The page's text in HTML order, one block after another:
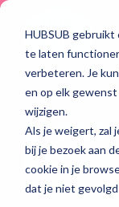
HUBSUB gebruikt
te laten
verbeteren. Je
en op elk
wijzigen.
Als je weigert, zal
bij je bezoek aan
cookie in je
dat je niet
OP PAD
MET